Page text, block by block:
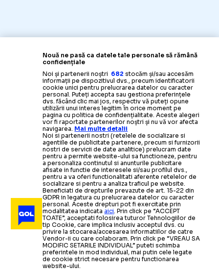
Nouă ne pasă ca datele tale personale să rămână
confidențiale
Noi și partenerii noștri 682 stocăm și/sau accesăm
informații pe dispozitivul dvs., precum identificatorii
cookie unici pentru prelucrarea datelor cu caracter
personal. Puteți accepta sau gestiona preferințele
dvs. făcând clic mai jos, respectiv vă puteți opune
utilizării unui interes legitim în orice moment pe
pagina cu politica de confidențialitate. Aceste alegeri
vor fi raportate partenerilor noștri și nu vă vor afecta
navigarea. Mai multe detalii
Noi si partenerii nostri (retelele de socializare si
agentiile de publicitate partenere, precum si furnizorii
nostri de servicii de date analitice) prelucram date
pentru a permite website-ului sa functioneze, pentru
a personaliza continutul si anunturile publicitare
afisate in functie de interesele si/sau profilul dvs.,
pentru a va oferi functionalitati aferente retelelor de
socializare si pentru a analiza traficul pe website.
Beneficiati de drepturile prevazute de art. 15-22 din
GDPR in legatura cu prelucrarea datelor cu caracter
personal. Aceste drepturi pot fi exercitate prin
modalitatea indicataaici. Prin click pe “ACCEPT
TOATE”, acceptati folosirea tuturor Tehnologiilor de
tip Cookie, care implica inclusiv acceptul dvs. cu
privire la stocarea/accesarea informatiilor de catre
Vendor-ii cu care colaboram. Prin click pe “VREAU SA
MODIFIC SETARILE INDIVIDUAL” puteti schimba
preferintele in mod individual, mai putin cele legate
de cookie strict necesare pentru functionarea
website-ului.